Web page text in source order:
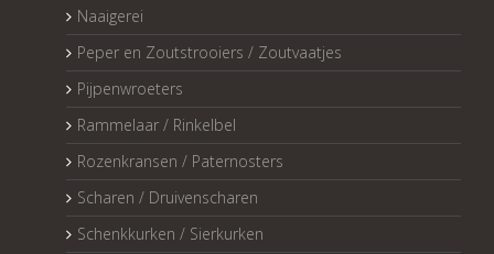
Naaigerei
Peper en Zoutstrooiers / Zoutvaatjes
Pijpenwroeters
Rammelaar / Rinkelbel
Rozenkransen / Paternosters
Scharen / Druivenscharen
Schenkkurken / Sierkurken